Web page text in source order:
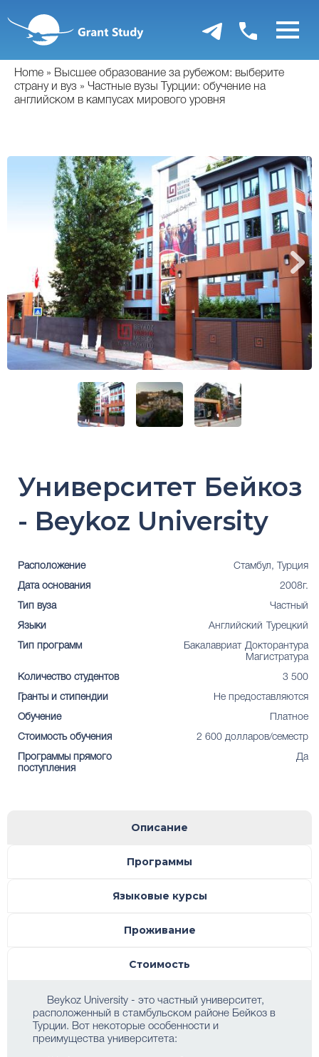
основному
содержанию
Home
Высшее образование за рубежом: выберите
страну и вуз
Частные вузы Турции: обучение на
английском в кампусах мирового уровня
Университет Бейкоз
- Beykoz University
Расположение Стамбул, Турция
Дата основания 2008г.
Тип вуза Частный
Языки Английский Турецкий
Тип программ Бакалавриат Докторантура
Магистратура
Количество студентов 3 500
Гранты и стипендии Не предоставляются
Обучение Платное
Стоимость обучения 2 600 долларов/семестр
Программы прямого
поступления
Да
Описание
Программы
Языковые курсы
Проживание
Стоимость
Beykoz University - это частный университет,
расположенный в стамбульском районе Бейкоз в
Турции. Вот некоторые особенности и
преимущества университета: